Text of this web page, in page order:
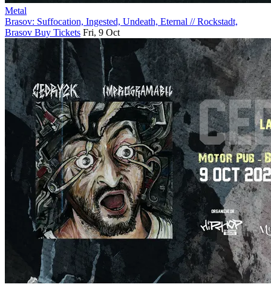
Metal
Brasov: Suffocation, Ingested, Undeath, Eternal //Rockstadt,
Brasov Buy Tickets Fri, 9 Oct